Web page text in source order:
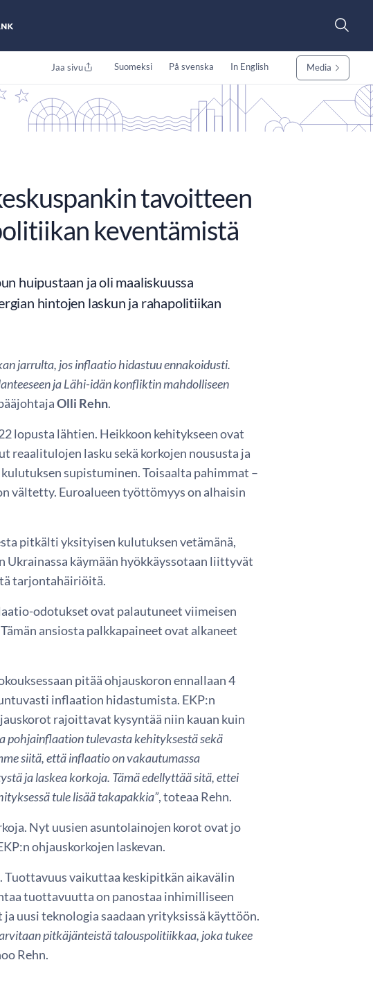
Jaa sivu Suomeksi På svenska In English Media
tavoitteen
keventämistä
huipustaan ja oli maaliskuussa
hintojen laskun ja rahapolitiikan
jarrulta, jos inflaatio hidastuu ennakoidusti.
ja Lähi-idän konfliktin mahdolliseen
Olli Rehn.
lopusta lähtien. Heikkoon kehitykseen ovat
reaalitulojen lasku sekä korkojen noususta ja
supistuminen. Toisaalta pahimmat –
vältetty. Euroalueen työttömyys on alhaisin
pitkälti yksityisen kulutuksen vetämänä,
Ukrainassa käymään hyökkäyssotaan liittyvät
tarjontahäiriöitä.
odotukset ovat palautuneet viimeisen
ansiosta palkkapaineet ovat alkaneet
pitää ohjauskoron ennallaan 4
inflaation hidastumista. EKP:n
rajoittavat kysyntää niin kauan kuin
pohjainflaation tulevasta kehityksestä sekä
siitä, että inflaatio on vakautumassa
ja laskea korkoja. Tämä edellyttää sitä, ettei
tule lisää takapakkia”, toteaa Rehn.
Nyt uusien asuntolainojen korot ovat jo
ohjauskorkojen laskevan.
vaikuttaa keskipitkän aikavälin
tuottavuutta on panostaa inhimilliseen
uusi teknologia saadaan yrityksissä käyttöön.
pitkäjänteistä talouspolitiikkaa, joka tukee
Rehn.